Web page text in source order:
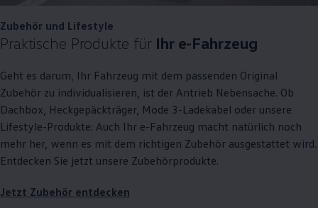
Zubehör und Lifestyle
Praktische Produkte für Ihr e-Fahrzeug
Geht es darum, Ihr Fahrzeug mit dem passenden Original
Zubehör zu individualisieren, ist der Antrieb Nebensache. Ob
Dachbox, Heckgepäckträger, Mode 3-Ladekabel oder unsere
Lifestyle-Produkte: Auch Ihr e-Fahrzeug macht natürlich noch
mehr her, wenn es mit dem richtigen Zubehör ausgestattet wird.
Entdecken Sie jetzt unsere Zubehörprodukte.
Jetzt Zubehör entdecken